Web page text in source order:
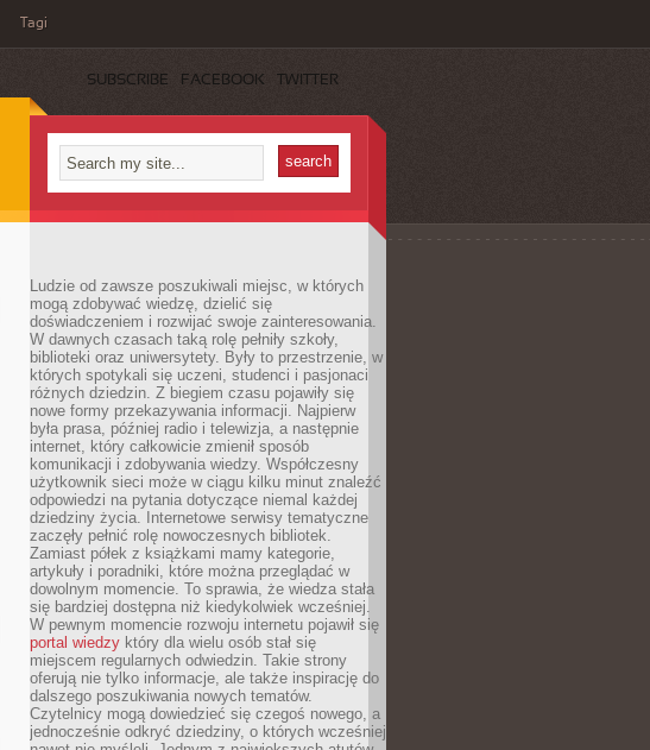
Tagi
SUBSCRIBE FACEBOOK TWITTER
Ludzie od zawsze poszukiwali miejsc, w których
mogą zdobywać wiedzę, dzielić się
doświadczeniem i rozwijać swoje zainteresowania.
W dawnych czasach taką rolę pełniły szkoły,
biblioteki oraz uniwersytety. Były to przestrzenie, w
których spotykali się uczeni, studenci i pasjonaci
różnych dziedzin. Z biegiem czasu pojawiły się
nowe formy przekazywania informacji. Najpierw
była prasa, później radio i telewizja, a następnie
internet, który całkowicie zmienił sposób
komunikacji i zdobywania wiedzy. Współczesny
użytkownik sieci może w ciągu kilku minut znaleźć
odpowiedzi na pytania dotyczące niemal każdej
dziedziny życia. Internetowe serwisy tematyczne
zaczęły pełnić rolę nowoczesnych bibliotek.
Zamiast półek z książkami mamy kategorie,
artykuły i poradniki, które można przeglądać w
dowolnym momencie. To sprawia, że wiedza stała
się bardziej dostępna niż kiedykolwiek wcześniej.
W pewnym momencie rozwoju internetu pojawił się
portal wiedzy który dla wielu osób stał się
miejscem regularnych odwiedzin. Takie strony
oferują nie tylko informacje, ale także inspirację do
dalszego poszukiwania nowych tematów.
Czytelnicy mogą dowiedzieć się czegoś nowego, a
jednocześnie odkryć dziedziny, o których wcześniej